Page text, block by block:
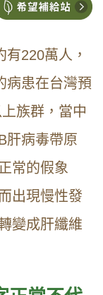
220萬人，
病患在台灣預
族群，當中
肝病毒帶原
常的假象
出現慢性發
變成肝纖維